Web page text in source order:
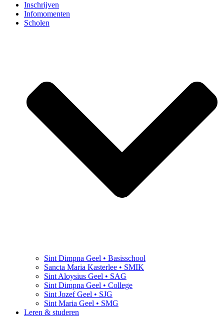
Inschrijven
Infomomenten
Scholen
Sint Dimpna Geel • Basisschool
Sancta Maria Kasterlee • SMIK
Sint Aloysius Geel • SAG
Sint Dimpna Geel • College
Sint Jozef Geel • SJG
Sint Maria Geel • SMG
Leren & studeren